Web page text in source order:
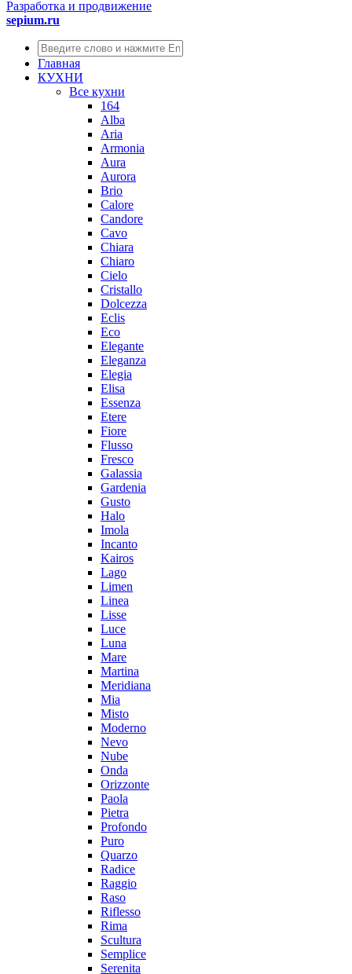
Разработка и продвижение
sepium.ru
Главная
КУХНИ
Все кухни
164
Alba
Aria
Armonia
Aura
Aurora
Brio
Calore
Candore
Cavo
Chiara
Chiaro
Cielo
Cristallo
Dolcezza
Eclis
Eco
Elegante
Eleganza
Elegia
Elisa
Essenza
Etere
Fiore
Flusso
Fresco
Galassia
Gardenia
Gusto
Halo
Imola
Incanto
Kairos
Lago
Limen
Linea
Lisse
Luce
Luna
Mare
Martina
Meridiana
Mia
Misto
Moderno
Nevo
Nube
Onda
Orizzonte
Paola
Pietra
Profondo
Puro
Quarzo
Radice
Raggio
Raso
Riflesso
Rima
Scultura
Semplice
Serenita